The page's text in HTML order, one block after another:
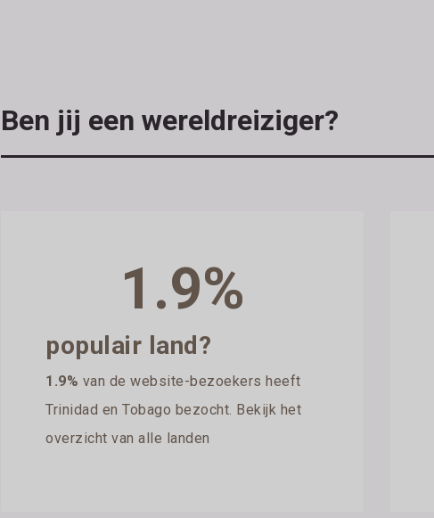
Ben jij een wereldreiziger?
1.9%
populair land?
1.9% van de website-bezoekers heeft
Trinidad en Tobago bezocht. Bekijk het
overzicht van alle landen